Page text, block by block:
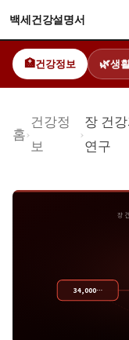
백세건강설명서
🏥 건강정보 🌿생
홈›
건강정
보
›
장 건
연구
장
34,000…